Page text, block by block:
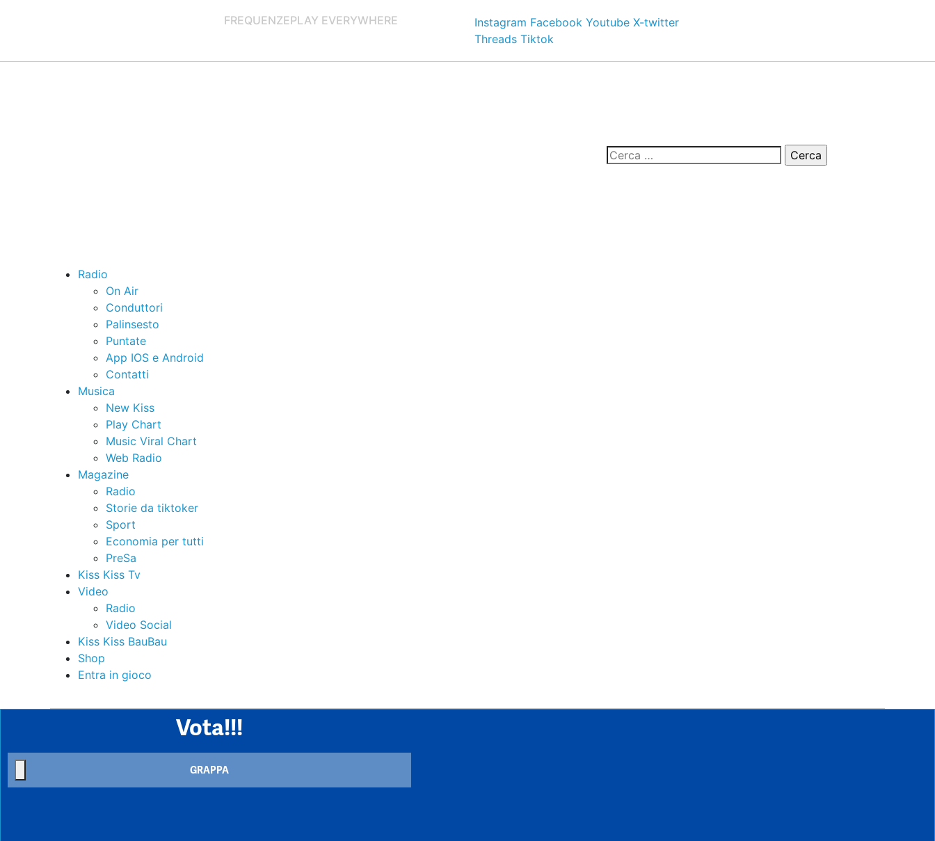
FREQUENZEPLAY EVERYWHERE Instagram Facebook Youtube X-twitter
Threads Tiktok
Radio
On Air
Conduttori
Palinsesto
Puntate
App IOS e Android
Contatti
Musica
New Kiss
Play Chart
Music Viral Chart
Web Radio
Magazine
Radio
Storie da tiktoker
Sport
Economia per tutti
PreSa
Kiss Kiss Tv
Video
Radio
Video Social
Kiss Kiss BauBau
Shop
Entra in gioco
Vota!!!
GRAPPA